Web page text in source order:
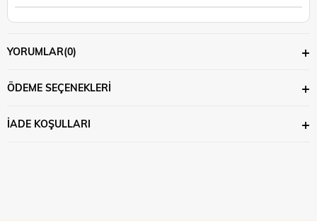
YORUMLAR(0)
ÖDEME SEÇENEKLERI
İADE KOŞULLARI